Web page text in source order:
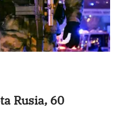
Rusia, 60